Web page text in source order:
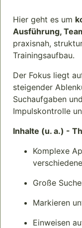
Hier geht es um
Ausführung,
praxisnah,
Trainingsaufbau.
Der Fokus liegt
steigender
Suchaufgaben
Impulskontrolle
Inhalte (u. a.) -
Komplexe
Große
Markieren
Einweisen